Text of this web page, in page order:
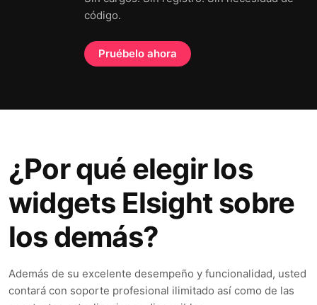
código.
Pruébelo ahora
¿Por qué elegir los
widgets Elsight sobre
los demás?
Además de su excelente desempeño y funcionalidad, usted
contará con soporte profesional ilimitado así como de las